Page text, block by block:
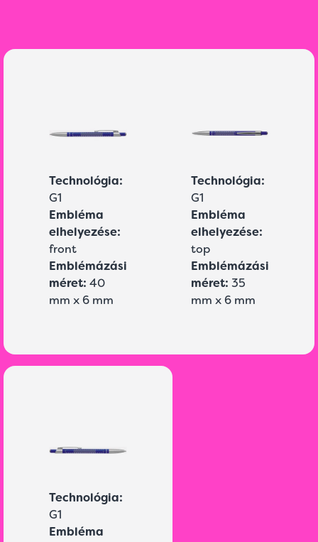
Technológia:
G1
Embléma
elhelyezése:
front
Emblémázási
méret: 40
mm x 6 mm
Technológia:
G1
Embléma
elhelyezése:
top
Emblémázási
méret: 35
mm x 6 mm
Technológia:
G1
Embléma